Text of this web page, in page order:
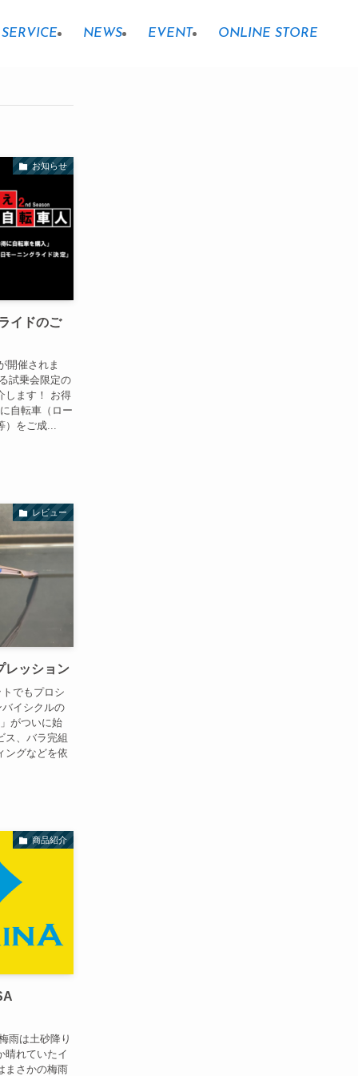
SERVICE NEWS EVENT ONLINE STORE
お知らせ
イドのご
開催されま
試乗会限定の
します！ お得
自転車（ロー
をご成...
レビュー
ッション
でもプロシ
イシクルの
がついに始
ス、バラ完組
ングなどを依
商品紹介
雨は土砂降り
晴れていたイ
まさかの梅雨